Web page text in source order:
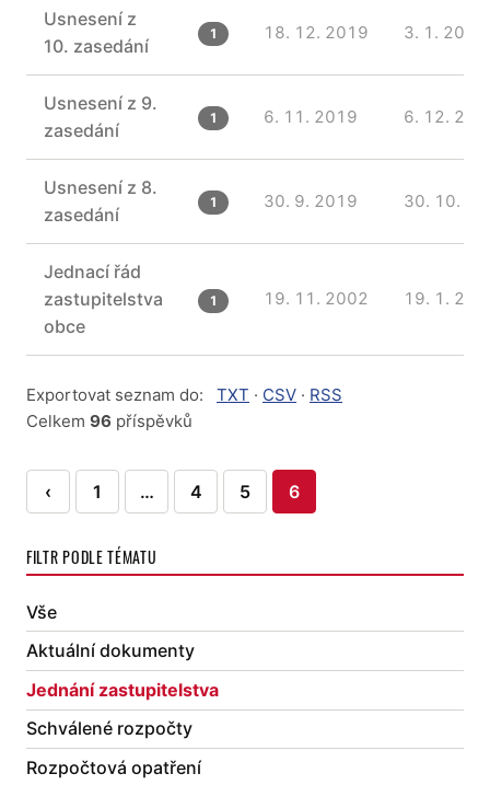
Usnesení z
10. zasedání
1 18. 12. 2019 3. 1. 2020
Usnesení z 9.
zasedání
1 6. 11. 2019 6. 12.
Usnesení z 8.
zasedání
1 30. 9. 2019 30. 10.
Jednací řád
zastupitelstva
obce
1 19. 11. 2002 19. 1.
Exportovat seznam do: TXT · CSV · RSS
Celkem 96 příspěvků
Stránkování
příspěvků
‹ 1 … 4 5 6
FILTR PODLE TÉMATU
Vše
Aktuální dokumenty
Jednání zastupitelstva
Schválené rozpočty
Rozpočtová opatření